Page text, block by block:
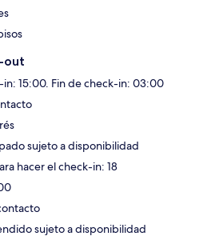
out
15:00. Fin de check-in: 03:00
sujeto a disponibilidad
hacer el check-in: 18
sujeto a disponibilidad